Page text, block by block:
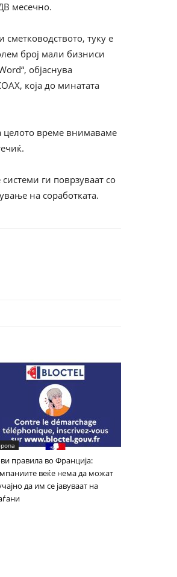
месечно.
сметководството, туку е
број мали бизниси
објаснува
која до минатата
целото време внимаваме
ги поврзуваат со
на соработката.
правила во Франција:
веќе нема да можат
да им се јавуваат на